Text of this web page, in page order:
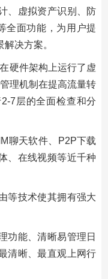
、虚拟资产识别、防
全面功能，为用户提
决方案。
硬件架构上运行了虚
理机制在提高流量转
7层的全面检查和分
聊天软件、P2P下载
、在线视频等近千种
等技术使其拥有强大
功能、清晰易管理日
清晰、最直观上网行